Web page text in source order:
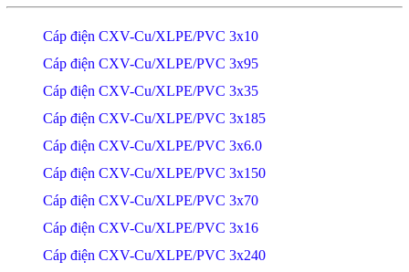
Cáp điện CXV-Cu/XLPE/PVC 3x10
Cáp điện CXV-Cu/XLPE/PVC 3x95
Cáp điện CXV-Cu/XLPE/PVC 3x35
Cáp điện CXV-Cu/XLPE/PVC 3x185
Cáp điện CXV-Cu/XLPE/PVC 3x6.0
Cáp điện CXV-Cu/XLPE/PVC 3x150
Cáp điện CXV-Cu/XLPE/PVC 3x70
Cáp điện CXV-Cu/XLPE/PVC 3x16
Cáp điện CXV-Cu/XLPE/PVC 3x240